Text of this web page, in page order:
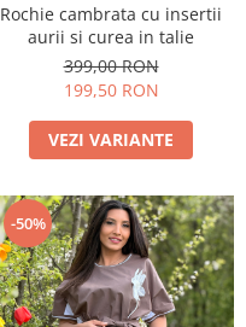
Rochie cambrata cu insertii
aurii si curea in talie
399,00 RON
199,50 RON
VEZI VARIANTE
-50%